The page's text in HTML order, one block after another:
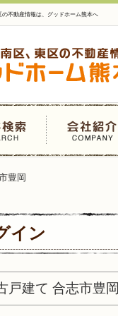
不動産情報は、グッドホーム熊本へ
豊岡
イン
戸建て 合志市豊岡